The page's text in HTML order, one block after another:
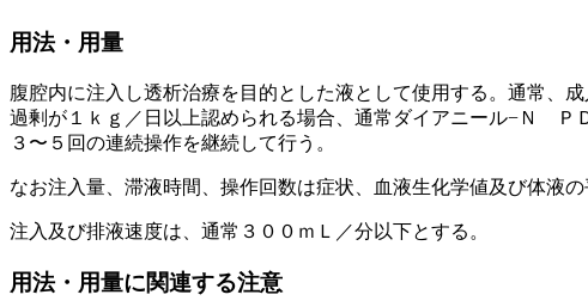
用法・用量
腹腔内に注入し透析治療を目的とした液として使用する。通常、
過剰が１ｋｇ／日以上認められる場合、通常ダイアニール−Ｎ
３〜５回の連続操作を継続して行う。
なお注入量、滞液時間、操作回数は症状、血液生化学値及び体液
注入及び排液速度は、通常３００ｍＬ／分以下とする。
用法・用量に関連する注意